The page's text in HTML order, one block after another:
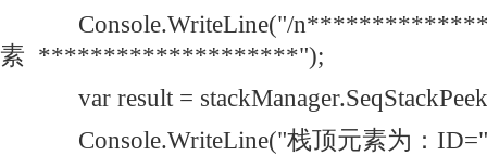
Console.WriteLine("/
素 ********************");
var result =
Console.WriteLine("栈顶元素为：ID="